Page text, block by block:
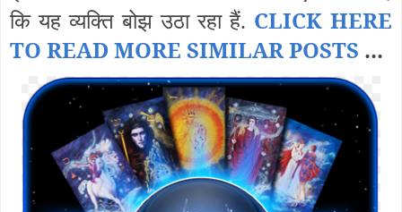
कि यह व्यक्ति बोझ उठा रहा हैं. CLICK HERE
TO READ MORE SIMILAR POSTS ...